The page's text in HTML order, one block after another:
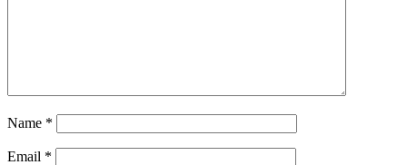
Name *
Email *